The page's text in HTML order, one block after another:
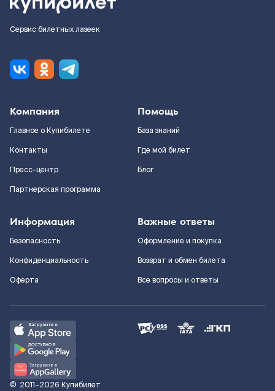
Сервис билетных лазеек
Компания
Главное о Купибилете
Контакты
Пресс-центр
Партнерская программа
Помощь
База знаний
Где мой билет
Блог
Информация
Безопасность
Конфиденциальность
Оферта
Важные ответы
Оформление и покупка
Возврат и обмен билета
Все вопросы и ответы
© 2011–2026 Купибилет